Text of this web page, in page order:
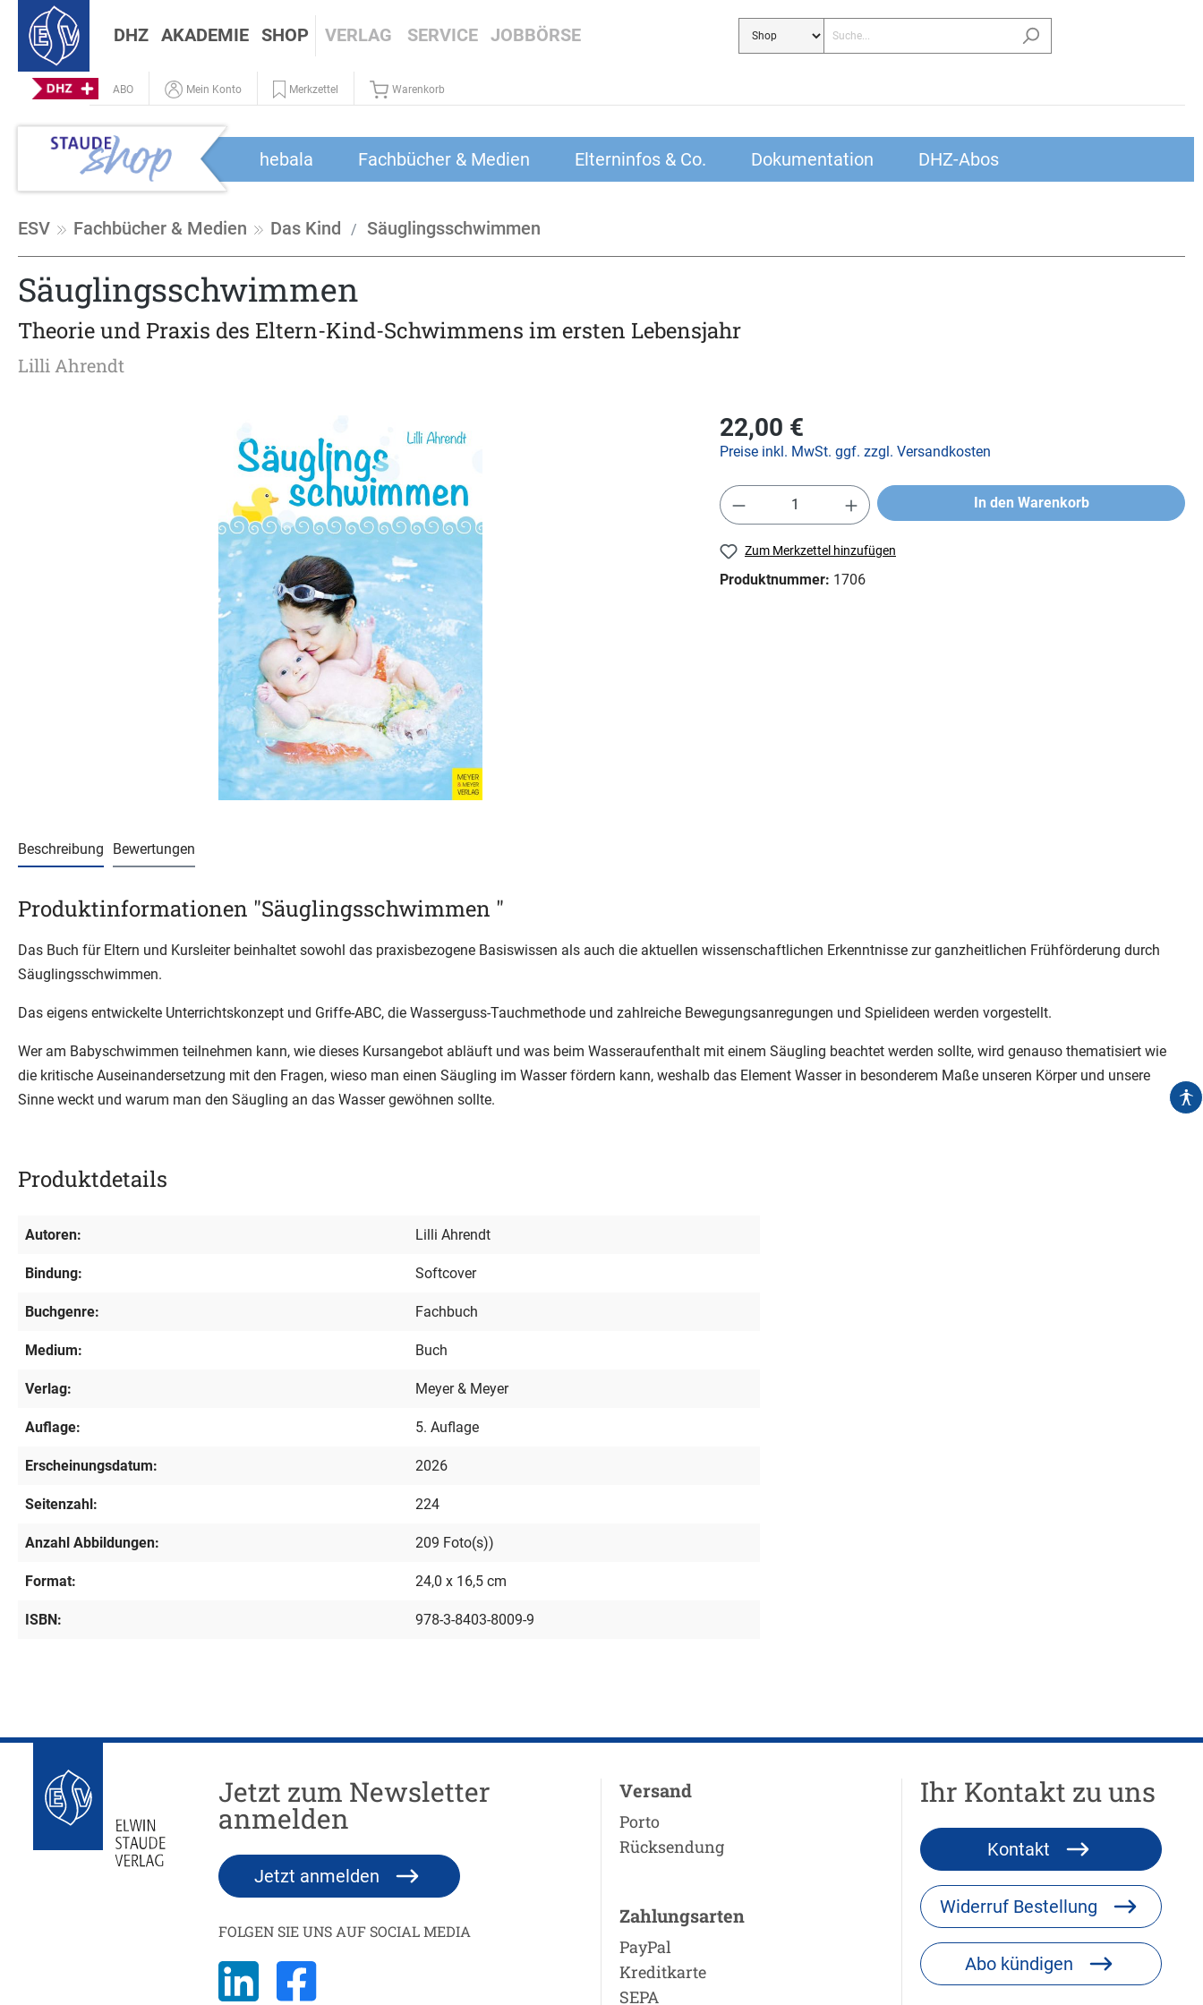
DHZ AKADEMIE SHOP VERLAG SERVICE JOBBÖRSE
ABO Mein Konto Merkzettel Warenkorb
hebala Fachbücher & Medien Elterninfos & Co. Dokumentation DHZ-Abos
ESV Fachbücher & Medien Das Kind Säuglingsschwimmen
Säuglingsschwimmen
Theorie und Praxis des Eltern-Kind-Schwimmens im ersten Lebensjahr
Lilli Ahrendt
22,00 €
Preise inkl. MwSt. ggf. zzgl. Versandkosten
In den Warenkorb
Zum Merkzettel hinzufügen
Produktnummer: 1706
Beschreibung Bewertungen
Produktinformationen "Säuglingsschwimmen "
Das Buch für Eltern und Kursleiter beinhaltet sowohl das praxisbezogene Basiswissen als auch die aktuellen wissenschaftlichen Erkenntnisse zur ganzheitlichen Frühförderung durch
Säuglingsschwimmen.
Das eigens entwickelte Unterrichtskonzept und Griffe-ABC, die Wasserguss-Tauchmethode und zahlreiche Bewegungsanregungen und Spielideen werden vorgestellt.
Wer am Babyschwimmen teilnehmen kann, wie dieses Kursangebot abläuft und was beim Wasseraufenthalt mit einem Säugling beachtet werden sollte, wird genauso thematisiert wie
die kritische Auseinandersetzung mit den Fragen, wieso man einen Säugling im Wasser fördern kann, weshalb das Element Wasser in besonderem Maße unseren Körper und unsere
Sinne weckt und warum man den Säugling an das Wasser gewöhnen sollte.
Produktdetails
Autoren: Lilli Ahrendt
Bindung: Softcover
Buchgenre: Fachbuch
Medium: Buch
Verlag: Meyer & Meyer
Auflage: 5. Auflage
Erscheinungsdatum: 2026
Seitenzahl: 224
Anzahl Abbildungen: 209 Foto(s))
Format: 24,0 x 16,5 cm
ISBN: 978-3-8403-8009-9
Jetzt zum Newsletter
anmelden
Jetzt anmelden
FOLGEN SIE UNS AUF SOCIAL MEDIA
Versand
Porto
Rücksendung
Zahlungsarten
PayPal
Kreditkarte
SEPA
Ihr Kontakt zu uns
Kontakt
Widerruf Bestellung
Abo kündigen